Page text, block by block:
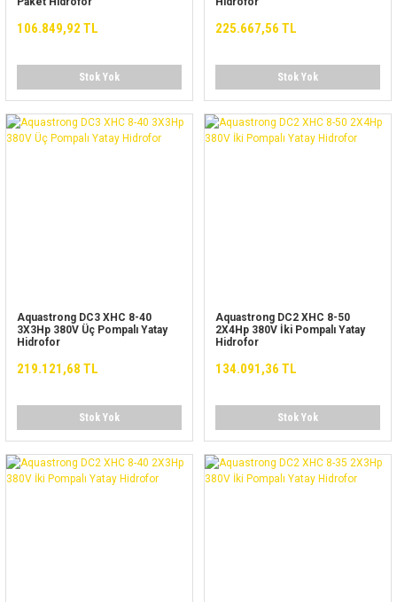
106.849,92 TL
Stok Yok
225.667,56 TL
Stok Yok
Aquastrong DC3 XHC 8-40
3X3Hp 380V Üç Pompalı Yatay
Hidrofor
219.121,68 TL
Stok Yok
Aquastrong DC2 XHC 8-50
2X4Hp 380V İki Pompalı Yatay
Hidrofor
134.091,36 TL
Stok Yok